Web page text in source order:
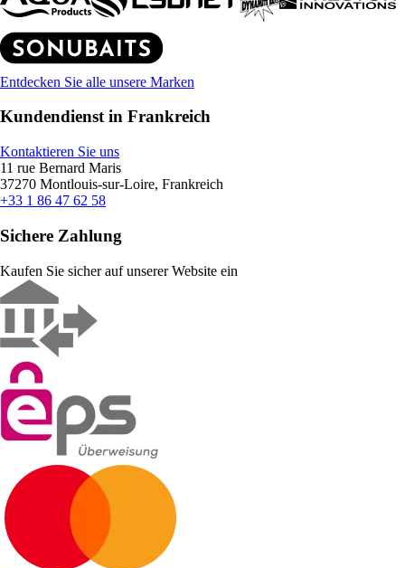
Entdecken Sie alle unsere Marken
Kundendienst in Frankreich
Kontaktieren Sie uns
11 rue Bernard Maris
37270 Montlouis-sur-Loire, Frankreich
+33 1 86 47 62 58
Sichere Zahlung
Kaufen Sie sicher auf unserer Website ein